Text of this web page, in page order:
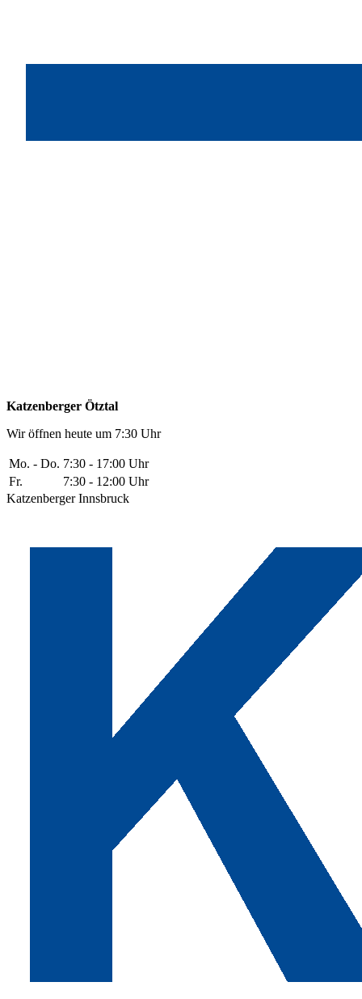
Katzenberger Ötztal
Wir öffnen heute um 7:30 Uhr
Mo. - Do. 7:30 - 17:00 Uhr
Fr.
7:30 - 12:00 Uhr
Katzenberger Innsbruck